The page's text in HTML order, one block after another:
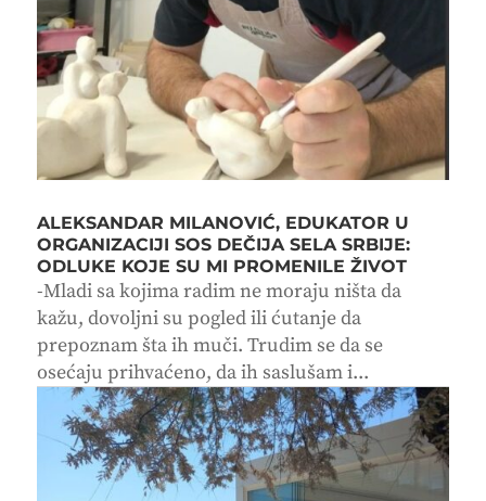
ALEKSANDAR MILANOVIĆ, EDUKATOR U
ORGANIZACIJI SOS DEČIJA SELA SRBIJE:
ODLUKE KOJE SU MI PROMENILE ŽIVOT
-Mladi sa kojima radim ne moraju ništa da
kažu, dovoljni su pogled ili ćutanje da
prepoznam šta ih muči. Trudim se da se
osećaju prihvaćeno, da ih saslušam i...